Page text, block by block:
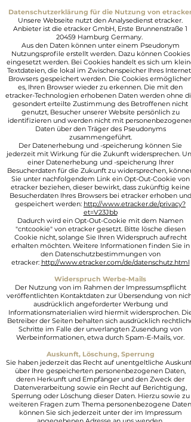
Datenschutzerklärung für die Nutzung von etracker
Unsere Webseite nutzt den Analysedienst etracker.
Anbieter ist die etracker GmbH, Erste Brunnenstraße 1
20459 Hamburg Germany.
Aus den Daten können unter einem Pseudonym
Nutzungsprofile erstellt werden. Dazu können Cookies
eingesetzt werden. Bei Cookies handelt es sich um kleine
Textdateien, die lokal im Zwischenspeicher Ihres Internet-
Browsers gespeichert werden. Die Cookies ermöglichen
es, Ihren Browser wieder zu erkennen. Die mit den
etracker-Technologien erhobenen Daten werden ohne die
gesondert erteilte Zustimmung des Betroffenen nicht
genutzt, Besucher unserer Website persönlich zu
identifizieren und werden nicht mit personenbezogenen
Daten über den Träger des Pseudonyms
zusammengeführt.
Der Datenerhebung und -speicherung können Sie
jederzeit mit Wirkung für die Zukunft widersprechen. Um
einer Datenerhebung und -speicherung Ihrer
Besucherdaten für die Zukunft zu widersprechen, können
Sie unter nachfolgendem Link ein Opt-Out-Cookie von
etracker beziehen, dieser bewirkt, dass zukünftig keine
Besucherdaten Ihres Browsers bei etracker erhoben und
gespeichert werden: http://www.etracker.de/privacy?
et=V23Jbb
Dadurch wird ein Opt-Out-Cookie mit dem Namen
"cntcookie" von etracker gesetzt. Bitte lösche diesen
Cookie nicht, solange Sie Ihren Widerspruch aufrecht
erhalten möchten. Weitere Informationen finden Sie in
den Datenschutzbestimmungen von
etracker: http://www.etracker.com/de/datenschutz.html
Widerspruch Werbe-Mails
Der Nutzung von im Rahmen der Impressumspflicht
veröffentlichten Kontaktdaten zur Übersendung von nicht
ausdrücklich angeforderter Werbung und
Informationsmaterialien wird hiermit widersprochen. Die
Betreiber der Seiten behalten sich ausdrücklich rechtliche
Schritte im Falle der unverlangten Zusendung von
Werbeinformationen, etwa durch Spam-E-Mails, vor.
Auskunft, Löschung, Sperrung
Sie haben jederzeit das Recht auf unentgeltliche Auskunft
über Ihre gespeicherten personenbezogenen Daten,
deren Herkunft und Empfänger und den Zweck der
Datenverarbeitung sowie ein Recht auf Berichtigung,
Sperrung oder Löschung dieser Daten. Hierzu sowie zu
weiteren Fragen zum Thema personenbezogene Daten
können Sie sich jederzeit unter der im Impressum